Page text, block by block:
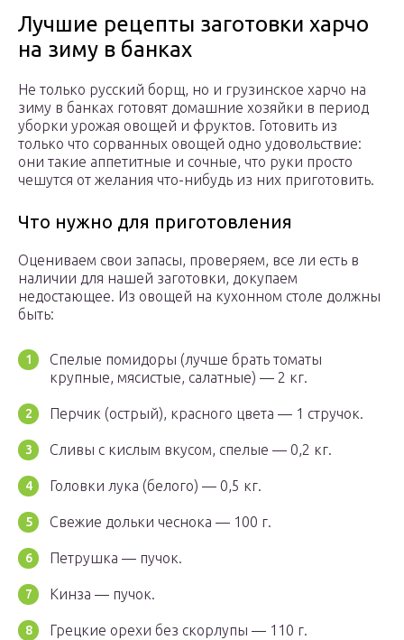
Лучшие рецепты заготовки харчо
на зиму в банках
Не только русский борщ, но и грузинское харчо на
зиму в банках готовят домашние хозяйки в период
уборки урожая овощей и фруктов. Готовить из
только что сорванных овощей одно удовольствие:
они такие аппетитные и сочные, что руки просто
чешутся от желания что-нибудь из них приготовить.
Что нужно для приготовления
Оцениваем свои запасы, проверяем, все ли есть в
наличии для нашей заготовки, докупаем
недостающее. Из овощей на кухонном столе должны
быть:
Спелые помидоры (лучше брать томаты
крупные, мясистые, салатные) — 2 кг.
Перчик (острый), красного цвета — 1 стручок.
Сливы с кислым вкусом, спелые — 0,2 кг.
Головки лука (белого) — 0,5 кг.
Свежие дольки чеснока — 100 г.
Петрушка — пучок.
Кинза — пучок.
Грецкие орехи без скорлупы — 110 г.